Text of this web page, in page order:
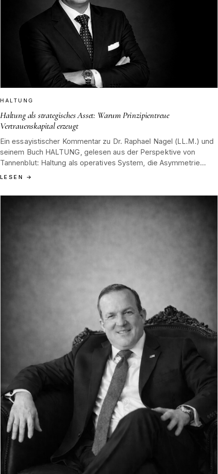
HALTUNG
Haltung als strategisches Asset: Warum Prinzipientreue
Vertrauenskapital erzeugt
Ein essayistischer Kommentar zu Dr. Raphael Nagel (LL.M.) und
seinem Buch HALTUNG, gelesen aus der Perspektive von
Tannenblut: Haltung als operatives System, die Asymmetrie
zwischen langsamem Vertrauensaufbau und schnellem
sich über Generationen akkumuliert.
LESEN →